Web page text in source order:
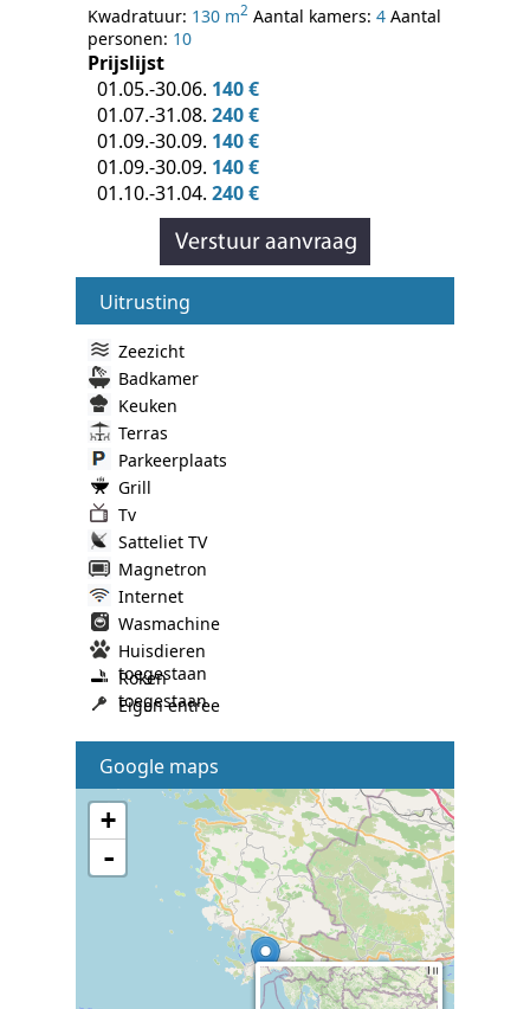
Kwadratuur: 130 m2 Aantal kamers: 4 Aantal
personen: 10
Prijslijst
01.05.-30.06. 140 €
01.07.-31.08. 240 €
01.09.-30.09. 140 €
01.09.-30.09. 140 €
01.10.-31.04. 240 €
Uitrusting
Zeezicht
Badkamer
Keuken
Terras
Parkeerplaats
Grill
Tv
Satteliet TV
Magnetron
Internet
Wasmachine
Huisdieren
toegestaan
Roken
toegestaan
Eigen entree
Google maps